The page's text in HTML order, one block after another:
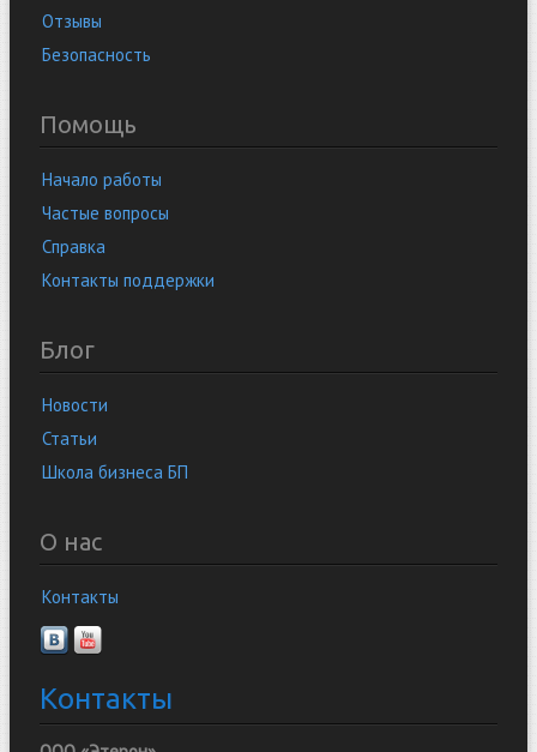
Отзывы
Безопасность
Помощь
Начало работы
Частые вопросы
Справка
Контакты поддержки
Блог
Новости
Статьи
Школа бизнеса БП
О нас
Контакты
Контакты